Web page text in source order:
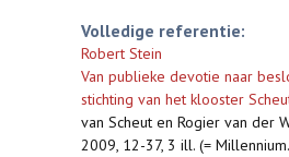
Volledige referentie:
Robert Stein
Van publieke devotie naar
stichting van het klooster
van Scheut en Rogier van der
2009, 12-37, 3 ill. (=